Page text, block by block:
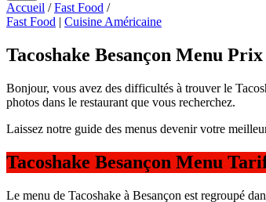
Accueil / Fast Food /
Fast Food | Cuisine Américaine
Tacoshake Besançon Menu
Bonjour, vous avez des difficultés à trouver le
photos dans le restaurant que vous recherchez.
Laissez notre guide des menus devenir votre
Tacoshake Besançon Menu
Le menu de Tacoshake à Besançon est regroupé